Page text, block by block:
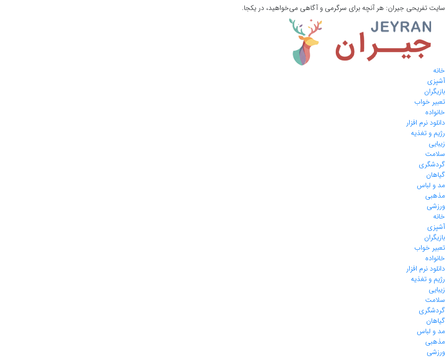
سایت تفریحی جیران: هر آنچه برای سرگرمی و آگاهی می‌خواهید، در یکجا.
خانه
آشپزی
بازیگران
تعبیر خواب
خانواده
دانلود نرم افزار
رژیم و تغذیه
زیبایی
سلامت
گردشگری
گیاهان
مد و لباس
مذهبی
ورزشی
خانه
آشپزی
بازیگران
تعبیر خواب
خانواده
دانلود نرم افزار
رژیم و تغذیه
زیبایی
سلامت
گردشگری
گیاهان
مد و لباس
مذهبی
ورزشی